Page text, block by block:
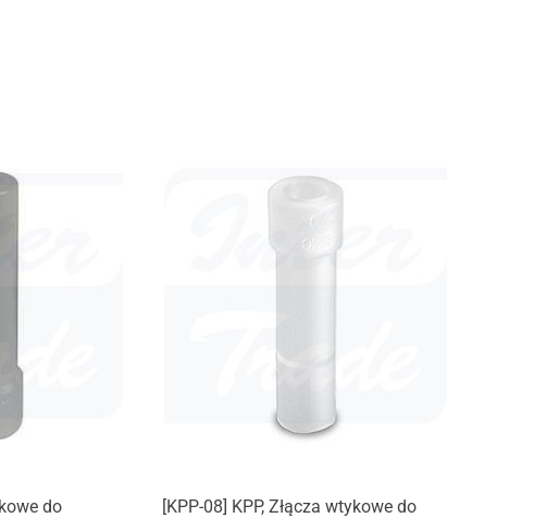
do
[KPP-08] KPP, Złącza wtykowe do